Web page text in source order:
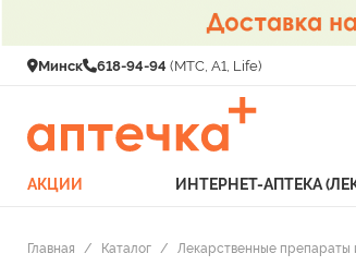
Минск 618-94-94 (МТС, A1, Life)
АКЦИИ ИНТЕРНЕТ-АПТЕКА
Главная / Каталог / Лекарственные препараты